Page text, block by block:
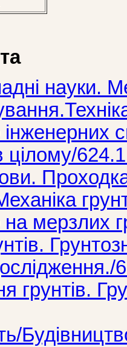
науки.
в цілому/
на мерзлих
грунтів.